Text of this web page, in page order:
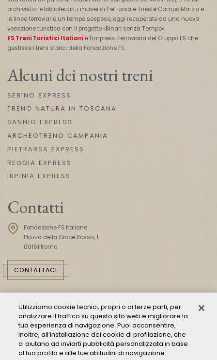
archivistici e bibliotecari, i musei di Pietrarsa e Trieste Campo Marzio e
le linee ferroviarie un tempo sospese, oggi recuperate ad una nuova
vocazione turistica con il progetto «Binari senza Tempo».
FS Treni Turistici Italiani è l'impresa Ferroviaria del Gruppo FS che
gestisce i treni storici della Fondazione FS.
Alcuni dei nostri treni
SEBINO EXPRESS
TRENO NATURA IN TOSCANA
SANNIO EXPRESS
ARCHEOTRENO CAMPANIA
PIETRARSA EXPRESS
REGGIA EXPRESS
IRPINIA EXPRESS
Contatti
Fondazione FS Italiane
Piazza della Croce Rossa, 1
00161 Roma
CONTATTACI
Consulta il Modello 231
Utilizziamo cookie tecnici, propri o di terze parti, per
analizzare il traffico su questo sito web e migliorare la
tua esperienza di navigazione. Puoi acconsentire,
inoltre, all’installazione dei cookie di profilazione, che
ci aiutano ad inviarti pubblicità personalizzata in base
al tuo profilo e alle tue abitudini di navigazione.